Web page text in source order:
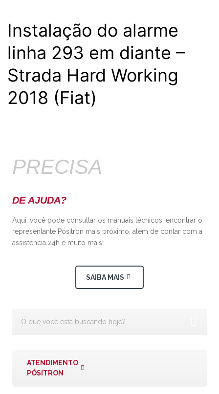
Instalação do alarme
linha 293 em diante –
Strada Hard Working
2018 (Fiat)
PRECISA
DE AJUDA?
Aqui, você pode consultar os manuais técnicos, encontrar o
representante Pósitron mais próximo, além de contar com a
assistência 24h e muito mais!
SAIBA MAIS
ATENDIMENTO
PÓSITRON